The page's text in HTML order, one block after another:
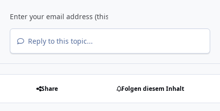
Reply to this topic...
Share Folgen diesem Inhalt